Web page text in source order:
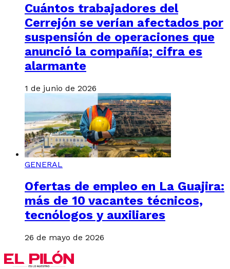
Cuántos trabajadores del
Cerrejón se verían afectados por
suspensión de operaciones que
anunció la compañía; cifra es
alarmante
1 de junio de 2026
GENERAL
Ofertas de empleo en La Guajira:
más de 10 vacantes técnicos,
tecnólogos y auxiliares
26 de mayo de 2026